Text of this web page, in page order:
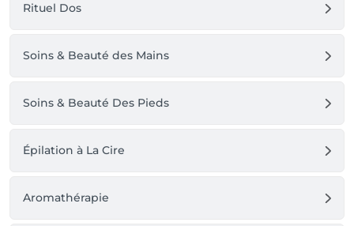
Rituel Dos
Soins & Beauté des Mains
Soins & Beauté Des Pieds
Épilation à La Cire
Aromathérapie